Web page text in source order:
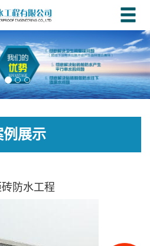
例展示
防水工程